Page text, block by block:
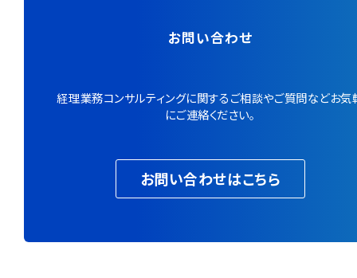
お問い合わせ
経理業務コンサルティングに関するご相談やご質問などお気
にご連絡ください。
お問い合わせはこちら